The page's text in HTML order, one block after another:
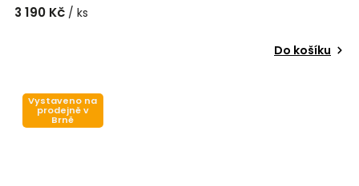
3 190 Kč / ks
Do košíku
Vystaveno na
prodejně v
Brně